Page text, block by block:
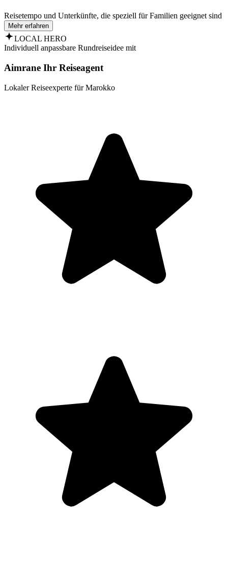
Reisetempo und Unterkünfte, die speziell für Familien geeignet sind
Mehr erfahren
LOCAL HERO
Individuell anpassbare Rundreiseidee mit
Aimrane Ihr Reiseagent
Lokaler Reiseexperte für Marokko